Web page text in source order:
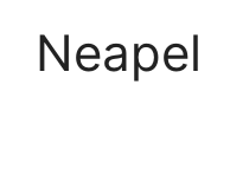
Neapel